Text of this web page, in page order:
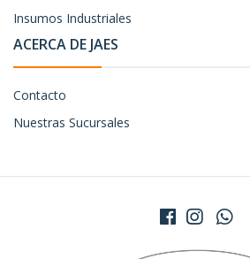
Insumos Industriales
ACERCA DE JAES
Contacto
Nuestras Sucursales